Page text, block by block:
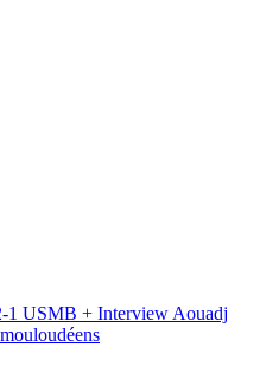
1 USMB + Interview Aouadj